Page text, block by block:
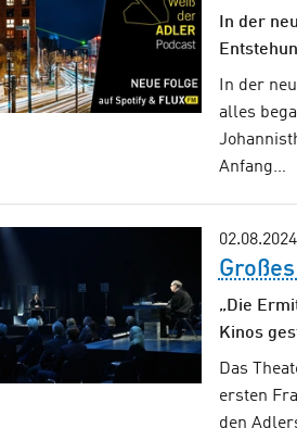
In der
In der
alles
Anfang…
02.08.2024
„Die
Kinos
Das
ersten
den